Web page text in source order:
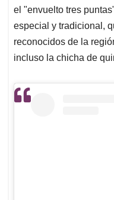
el "envuelto tres
especial y tradicional,
reconocidos de la
incluso la chicha de